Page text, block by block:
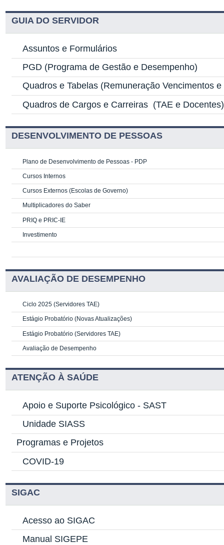
GUIA DO SERVIDOR
Assuntos e Formulários
PGD (Programa de Gestão e Desempenho)
Quadros e Tabelas (Remuneração Vencimentos
Quadros de Cargos e Carreiras (TAE e Docentes)
DESENVOLVIMENTO DE PESSOAS
Plano de Desenvolvimento de Pessoas - PDP
Cursos Internos
Cursos Externos (Escolas de Governo)
Multiplicadores do Saber
PRIQ e PRIC-IE
Investimento
AVALIAÇÃO DE DESEMPENHO
Ciclo 2025 (Servidores TAE)
Estágio Probatório (Novas Atualizações)
Estágio Probatório (Servidores TAE)
Avaliação de Desempenho
ATENÇÃO À SAÚDE
Apoio e Suporte Psicológico - SAST
Unidade SIASS
Programas e Projetos
COVID-19
SIGAC
Acesso ao SIGAC
Manual SIGEPE